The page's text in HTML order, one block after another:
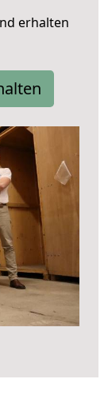
erhalten